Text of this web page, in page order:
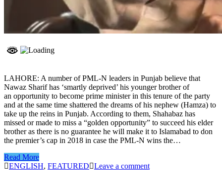
LAHORE: A number of PML-N leaders in Punjab believe that
Nawaz Sharif has ‘smartly deprived’ his younger brother of
an opportunity to become prime minister in this tenure of the party
and at the same time shattered the dreams of his nephew (Hamza) to
take up the reins in Punjab. According to them, Shahabaz has
missed or made to miss a “golden opportunity” to succeed his elder
brother as there is no guarantee he will make it to Islamabad to don
the premier’s cap in 2018 in case the PML-N wins the…
Read More
ENGLISH, FEATURED Leave a comment